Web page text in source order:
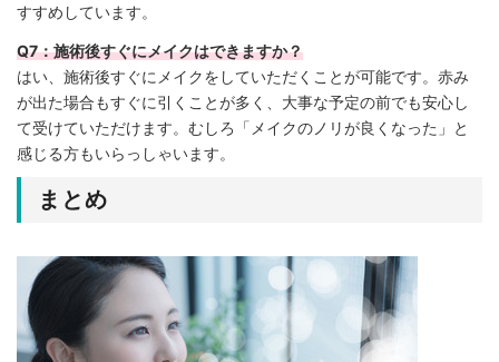
すすめしています。
Q7：施術後すぐにメイクはできますか？
はい、施術後すぐにメイクをしていただくことが可能です。赤み
が出た場合もすぐに引くことが多く、大事な予定の前でも安心し
て受けていただけます。むしろ「メイクのノリが良くなった」と
感じる方もいらっしゃいます。
まとめ